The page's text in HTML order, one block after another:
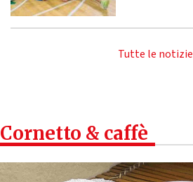
Tutte le notizie
Cornetto & caffè